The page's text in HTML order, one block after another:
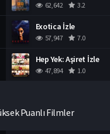
62,642 3.2
Exotica İzle
57,947 7.0
Hep Yek: Aşiret İzle
47,894 1.0
Puanlı Filmler